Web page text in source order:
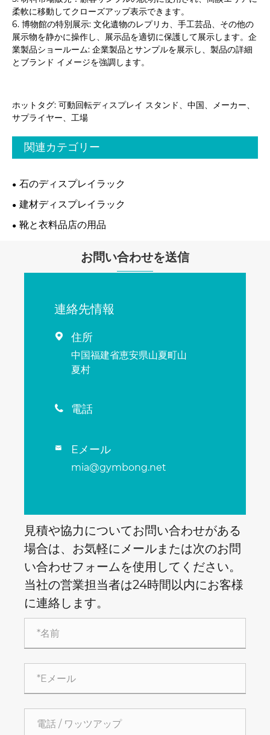
柔軟に移動してクローズアップ表示できます。
6. 博物館の特別展示: 文化遺物のレプリカ、手工芸品、その他の
展示物を静かに操作し、展示品を適切に保護して展示します。企
業製品ショールーム: 企業製品とサンプルを展示し、製品の詳細
とブランド イメージを強調します。
ホットタグ: 可動回転ディスプレイ スタンド、中国、メーカー、
サプライヤー、工場
関連カテゴリー
石のディスプレイラック
建材ディスプレイラック
靴と衣料品店の用品
お問い合わせを送信
連絡先情報
 住所
中国福建省恵安県山夏町山
夏村
 電話
 Eメール
mia@gymbong.net
見積や協力についてお問い合わせがある
場合は、お気軽にメールまたは次のお問
い合わせフォームを使用してください。
当社の営業担当者は24時間以内にお客様
に連絡します。